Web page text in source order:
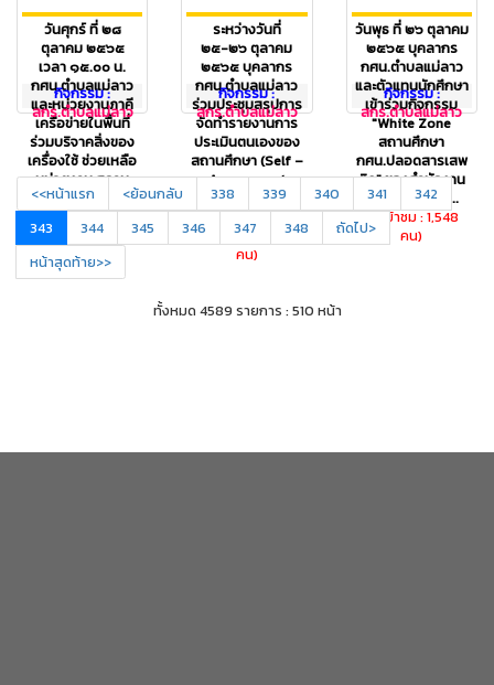
วันศุกร์ ที่ ๒๘
ตุลาคม ๒๕๖๕
เวลา ๑๕.๐๐ น.
กศน.ตำบลแม่ลาว
และหน่วยงานภาคี
เครือข่ายในพื้นที่
ร่วมบริจาคสิ่งของ
เครื่องใช้ ช่วยเหลือ
หน่วยงาน สถาน
ศึกษา ครูแ...
( ผู้เข้าชม : 1,548
คน)
กิจกรรม :
สกร.ตำบลแม่ลาว
ระหว่างวันที่
๒๕-๒๖ ตุลาคม
๒๕๖๕ บุคลากร
กศน.ตำบลแม่ลาว
ร่วมประชุมสรุปการ
จัดทำรายงานการ
ประเมินตนเองของ
สถานศึกษา (Self –
Assessment
Report : SAR)
ประจ...
( ผู้เข้าชม : 1,548
คน)
กิจกรรม :
สกร.ตำบลแม่ลาว
วันพุธ ที่ ๒๖ ตุลาคม
๒๕๖๕ บุคลากร
กศน.ตำบลแม่ลาว
และตัวแทนนักศึกษา
เข้าร่วมกิจกรรม
"White Zone
สถานศึกษา
กศน.ปลอดสารเสพ
ติด" ของสำนักงาน
กศน.จังหวัดพะ...
( ผู้เข้าชม : 1,548
คน)
กิจกรรม :
สกร.ตำบลแม่ลาว
<<หน้าแรก <ย้อนกลับ 338 339 340 341
342
343
344 345 346 347 348
ถัดไป>
หน้าสุดท้าย>>
ทั้งหมด 4589 รายการ : 510 หน้า